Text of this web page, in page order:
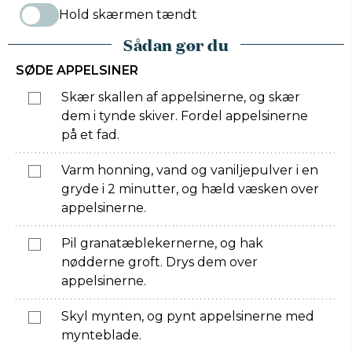
Hold skærmen tændt
Sådan gør du
SØDE APPELSINER
Skær skallen af appelsinerne, og skær
dem i tynde skiver. Fordel appelsinerne
på et fad.
Varm honning, vand og vaniljepulver i en
gryde i 2 minutter, og hæld væsken over
appelsinerne.
Pil granatæblekernerne, og hak
nødderne groft. Drys dem over
appelsinerne.
Skyl mynten, og pynt appelsinerne med
mynteblade.